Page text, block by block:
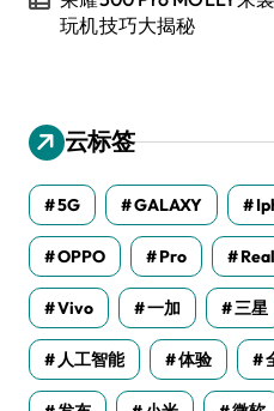
玩机技巧大揭秘
云标签
5G GALAXY
OPPO Pro
Vivo 一加 三星
人工智能 体验